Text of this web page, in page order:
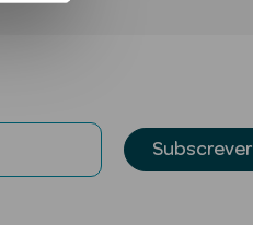
Subscrever